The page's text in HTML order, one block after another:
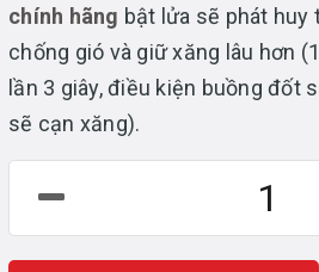
chính hãng bật lửa sẽ phát huy
chống gió và giữ xăng lâu hơn
lần 3 giây, điều kiện buồng đốt
sẽ cạn xăng).